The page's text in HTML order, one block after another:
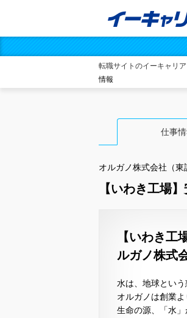
転職サイトのイーキャリ
情報
仕事
オルガノ株式会社（東
【いわき工場
【いわき
ルガノ株式
水は、地球とい
オルガノは創業
生命の源、「水